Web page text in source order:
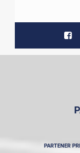
PARTENER